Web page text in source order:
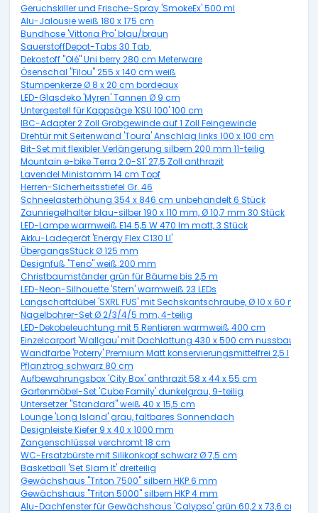
Geruchskiller und Frische-Spray 'SmokeEx' 500 ml
Alu-Jalousie weiß 180 x 175 cm
Bundhose 'Vittoria Pro' blau/braun
SauerstoffDepot-Tabs 30 Tab.
Dekostoff "Olé" Uni berry 280 cm Meterware
Ösenschal "Filou" 255 x 140 cm weiß
Stumpenkerze Ø 8 x 20 cm bordeaux
LED-Glasdeko 'Myren' Tannen Ø 9 cm
Untergestell für Kappsäge 'KSU 100' 100 cm
IBC-Adapter 2 Zoll Grobgewinde auf 1 Zoll Feingewinde
Drehtür mit Seitenwand 'Toura' Anschlag links 100 x 100 cm
Bit-Set mit flexibler Verlängerung silbern 200 mm 11-teilig
Mountain e-bike 'Terra 2.0-S1' 27,5 Zoll anthrazit
Lavendel Ministamm 14 cm Topf
Herren-Sicherheitsstiefel Gr. 46
Schneelasterhöhung 354 x 846 cm unbehandelt 6 Stück
Zaunriegelhalter blau-silber 190 x 110 mm, Ø 10,7 mm 30 Stück
LED-Lampe warmweiß E14 5,5 W 470 lm matt, 3 Stück
Akku-Ladegerät 'Energy Flex C130 LI'
ÜbergangsStück Ø 125 mm
Designfuß "Teno" weiß 200 mm
Christbaumständer grün für Bäume bis 2,5 m
LED-Neon-Silhouette 'Stern' warmweiß 23 LEDs
Langschaftdübel 'SXRL FUS' mit Sechskantschraube, Ø 10 x 60 mm,
Nagelbohrer-Set Ø 2/3/4/5 mm, 4-teilig
LED-Dekobeleuchtung mit 5 Rentieren warmweiß 400 cm
Einzelcarport 'Wallgau' mit Dachlattung 430 x 500 cm nussbaum
Wandfarbe 'Poterry' Premium Matt konservierungsmittelfrei 2,5 l
Pflanztrog schwarz 80 cm
Aufbewahrungsbox 'City Box' anthrazit 58 x 44 x 55 cm
Gartenmöbel-Set 'Cube Family' dunkelgrau, 9-teilig
Untersetzer "Standard" weiß 40 x 15,5 cm
Lounge 'Long Island' grau, faltbares Sonnendach
Designleiste Kiefer 9 x 40 x 1000 mm
Zangenschlüssel verchromt 18 cm
WC-Ersatzbürste mit Silikonkopf schwarz Ø 7,5 cm
Basketball 'Set Slam It' dreiteilig
Gewächshaus "Triton 7500" silbern HKP 6 mm
Gewächshaus "Triton 5000" silbern HKP 4 mm
Alu-Dachfenster für Gewächshaus 'Calypso' grün 60,2 x 73,6 cm